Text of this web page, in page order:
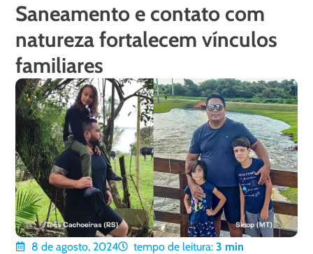
Saneamento e contato com
natureza fortalecem vínculos
familiares
8 de agosto, 2024 tempo de leitura: 3 min